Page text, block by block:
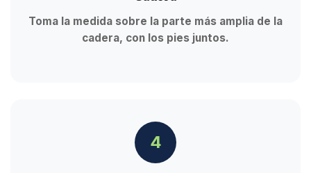
Toma la medida sobre la parte más amplia de la
cadera, con los pies juntos.
4